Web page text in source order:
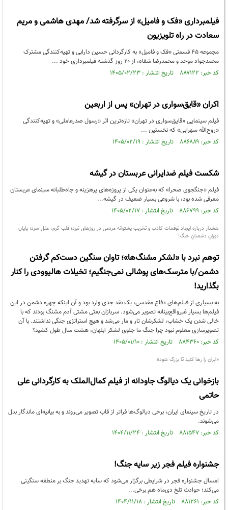
فیلمبرداری «فک و فامیل» از سرگرفته شد/ مهدی هاشمی و مریم
سعادت در راه تلویزیون
مجموعه ۴۵ قسمتی «فک و فامیل» به کارگردانی حسین دارابی و تهیه‌کنندگی مشترک
محمدجواد موحد و محمدرضا شفاه، از ۲۰ روز گذشته فیلمبرداری خود ...
کد خبر: ۸۸۷۱۲۲ تاریخ انتشار : ۱۴۰۵/۰۲/۲۳
اکران «قایق‌سواری در تهران» پس از اربعین
فیلم سینمایی «قایق‌سواری در تهران» تازه‌ترین اثر «رسول صدرعاملی» و تهیه‌کنندگی
«روح‌الله سهرابی» که نخستین ...
کد خبر: ۸۸۶۸۸۹ تاریخ انتشار : ۱۴۰۵/۰۲/۱۹
شکست فیلم ضدایرانی عربستان در گیشه
فیلم «جنگجوی صحرا» که به‌عنوان یکی از پروژه‌های پرهزینه و جاه‌طلبانه سینمای عربستان
معرفی شده بود، با شروعی بسیار ضعیف در گیشه...
کد خبر: ۸۸۶۷۹۹ تاریخ انتشار : ۱۴۰۵/۰۲/۱۷
هشدار درباره ایجاد توقعات کاذب و تخریب پشتوانه مردمی در روزهای نبرد؛ قلب گرم، عقل سرد؛ پایان
دورانِ دشمنانِ خنگ!
توهم نبرد با «لشکر مشنگ‌ها»؛ تاوان سنگین دست‌کم گرفتن
دشمن/با مترسک‌های پوشالی نمی‌جنگیم؛ تخیلات هالیوودی را کنار
بگذارید!
به بسیاری از فیلم‌های دفاع مقدسی، یک نقد جدی وارد بود و آن اینکه چهره دشمن در این
فیلم‌ها بسیار غیرواقع‌بینانه تصویر می‌شود. سربازان بعثی مشتی آدم مشنگ بودند که با
خالی شدن یک خشاب، لشکرشان تار و مار می‌شد و هیچ استراتژی جنگی نداشتند. با آن
تصویرسازی معلوم نبود چرا جنگ ما جلوی لشکر ابلهان، هشت سال طول کشید؟
کد خبر: ۸۸۴۳۶۰ تاریخ انتشار : ۱۴۰۵/۰۱/۱۰
«ایران را رها کنید تا بزرگ شود»
بازخوانی یک دیالوگ جاودانه از فیلم کمال‌الملک به کارگردانی علی
حاتمی
در تاریخ سینمای ایران، برخی دیالوگ‌ها فراتر از قاب تصویر می‌روند و به بیانیه‌ای ماندگار بدل
می‌شوند.
کد خبر: ۸۸۱۵۴۷ تاریخ انتشار : ۱۴۰۴/۱۱/۲۴
جشنواره فیلم فجر زیر سایه جنگ!
امسال جشنواره فجر در شرایطی برگزار می‌شود که سایه تهدید جنگ بر منطقه سنگینی
می‌کند؛ حوادث تلخ دی‌ماه هم برخی...
کد خبر: ۸۸۱۲۶۱ تاریخ انتشار : ۱۴۰۴/۱۱/۱۸